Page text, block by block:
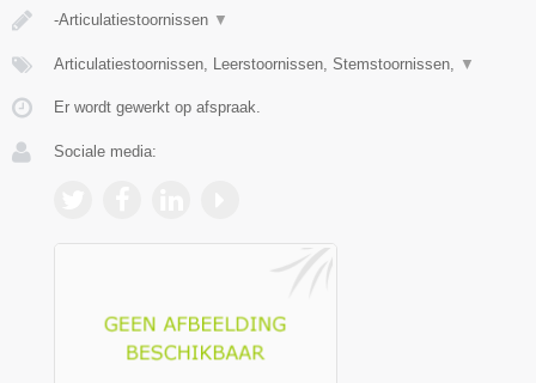
-Articulatiestoornissen ▼
Articulatiestoornissen, Leerstoornissen, Stemstoornissen, ▼
Er wordt gewerkt op afspraak.
Sociale media: